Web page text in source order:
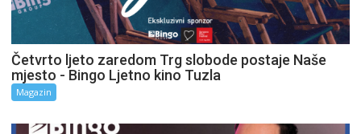
Četvrto ljeto zaredom Trg slobode postaje Naše
mjesto - Bingo Ljetno kino Tuzla
Magazin